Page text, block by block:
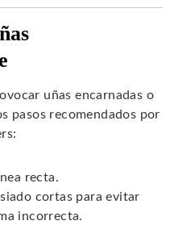
uñas encarnadas o
pasos recomendados por
recta.
cortas para evitar
incorrecta.